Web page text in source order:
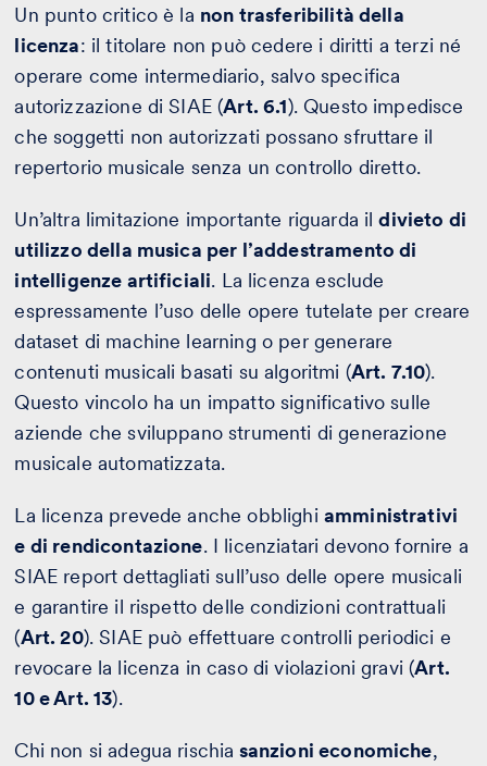
Un punto critico è la non trasferibilità della
licenza: il titolare non può cedere i diritti a terzi né
operare come intermediario, salvo specifica
autorizzazione di SIAE (Art. 6.1). Questo impedisce
che soggetti non autorizzati possano sfruttare il
repertorio musicale senza un controllo diretto.
Un’altra limitazione importante riguarda ildivieto di
utilizzo della musica per l’addestramento di
intelligenze artificiali. La licenza esclude
espressamente l’uso delle opere tutelate per creare
dataset di machine learning o per generare
contenuti musicali basati su algoritmi (Art. 7.10).
Questo vincolo ha un impatto significativo sulle
aziende che sviluppano strumenti di generazione
musicale automatizzata.
La licenza prevede anche obblighi amministrativi
e di rendicontazione. I licenziatari devono fornire a
SIAE report dettagliati sull’uso delle opere musicali
e garantire il rispetto delle condizioni contrattuali
(Art. 20). SIAE può effettuare controlli periodici e
revocare la licenza in caso di violazioni gravi (Art.
10 e Art. 13).
Chi non si adegua rischia sanzioni economiche,